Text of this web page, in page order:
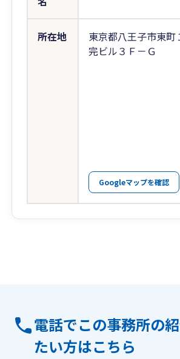
所在地
東京都八王子市東町
完ビル３Ｆ－Ｇ
Googleマップを確認
電話でこの事務所の
たい方はこちら